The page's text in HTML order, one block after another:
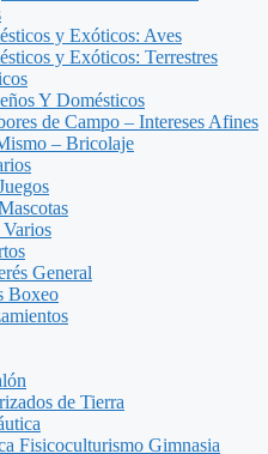
y Exóticos: Aves
y Exóticos: Terrestres
Y Domésticos
de Campo – Intereses Afines
– Bricolaje
General
Boxeo
de Tierra
Fisicoculturismo Gimnasia